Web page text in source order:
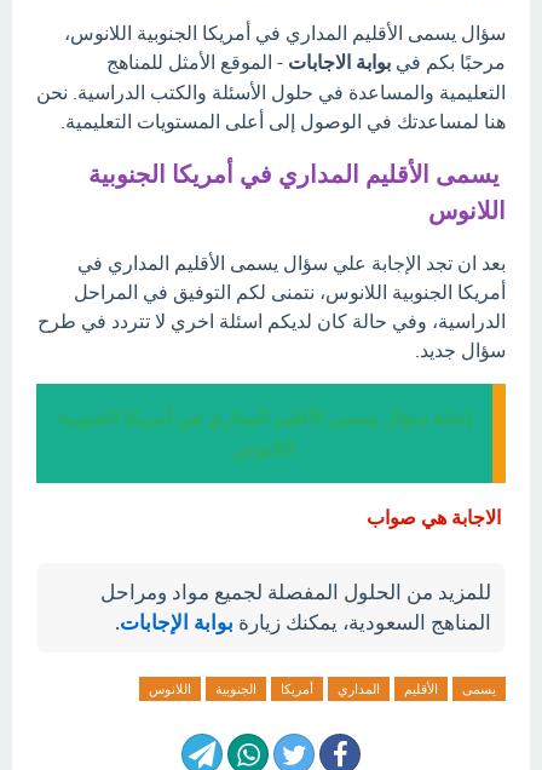
سؤال يسمى الأقليم المداري في أمريكا الجنوبية اللانوس،
مرحبًا بكم في بوابة الاجابات - الموقع الأمثل للمناهج
التعليمية والمساعدة في حلول الأسئلة والكتب الدراسية. نحن
هنا لمساعدتك في الوصول إلى أعلى المستويات التعليمية.
يسمى الأقليم المداري في أمريكا الجنوبية
اللانوس
بعد ان تجد الإجابة علي سؤال يسمى الأقليم المداري في
أمريكا الجنوبية اللانوس، نتمنى لكم التوفيق في المراحل
الدراسية، وفي حالة كان لديكم اسئلة اخري لا تتردد في طرح
سؤال جديد.
إجابة سؤال يسمى الأقليم المداري في أمريكا الجنوبية
اللانوس
الاجابة هي صواب
للمزيد من الحلول المفصلة لجميع مواد ومراحل
المناهج السعودية، يمكنك زيارة بوابة الإجابات.
يسمى الأقليم المداري أمريكا الجنوبية اللانوس